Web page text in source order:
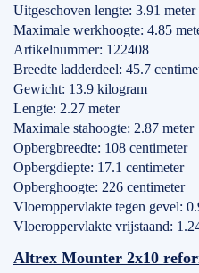
Uitgeschoven lengte: 3.91 meter
Maximale werkhoogte: 4.85
Artikelnummer: 122408
Breedte ladderdeel: 45.7
Gewicht: 13.9 kilogram
Lengte: 2.27 meter
Maximale stahoogte: 2.87 meter
Opbergbreedte: 108 centimeter
Opbergdiepte: 17.1 centimeter
Opberghoogte: 226 centimeter
Vloeroppervlakte tegen gevel:
Vloeroppervlakte vrijstaand:
Altrex Mounter 2x10